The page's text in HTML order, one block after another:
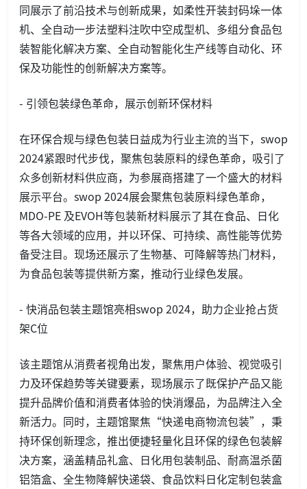
同展示了前沿技术与创新成果，如柔性开装封码垛一体
机、全自动一步法塑料注吹中空成型机、多组分食品包
装智能化解决方案、全自动智能化生产线等自动化、环
保及功能性的创新解决方案等。
- 引领包装绿色革命，展示创新环保材料
在环保合规与绿色包装日益成为行业主流的当下，swop
2024紧跟时代步伐，聚焦包装原料的绿色革命，吸引了
众多创新材料供应商，为参展商搭建了一个盛大的材料
展示平台。swop 2024展会聚焦包装原料绿色革命，
MDO-PE 及EVOH等包装新材料展示了其在食品、日化
等各大领域的应用，并以环保、可持续、高性能等优势
备受注目。现场还展示了生物基、可降解等热门材料，
为食品包装等提供新方案，推动行业绿色发展。
- 快消品包装主题馆亮相swop 2024，助力企业抢占货
架C位
该主题馆从消费者视角出发，聚焦用户体验、视觉吸引
力及环保趋势等关键要素，现场展示了既保护产品又能
提升品牌价值和消费者体验的快消爆品，为品牌注入全
新活力。同时，主题馆聚焦“快递电商物流包装”，秉
持环保创新理念，推出便捷轻量化且环保的绿色包装解
决方案，涵盖精品礼盒、日化用包装制品、耐高温杀菌
铝箔盒、全生物降解快递袋、食品饮料日化定制包装盒